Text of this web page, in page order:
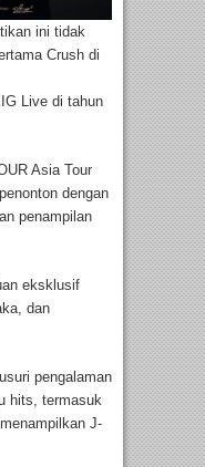
ini tidak
Crush di
Live di tahun
Asia Tour
dengan
penampilan
eksklusif
dan
pengalaman
hits, termasuk
J-